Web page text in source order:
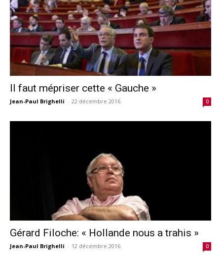
Il faut mépriser cette « Gauche »
Jean-Paul Brighelli - 22 décembre 2016 0
Gérard Filoche: « Hollande nous a trahis »
Jean-Paul Brighelli - 12 décembre 2016 0